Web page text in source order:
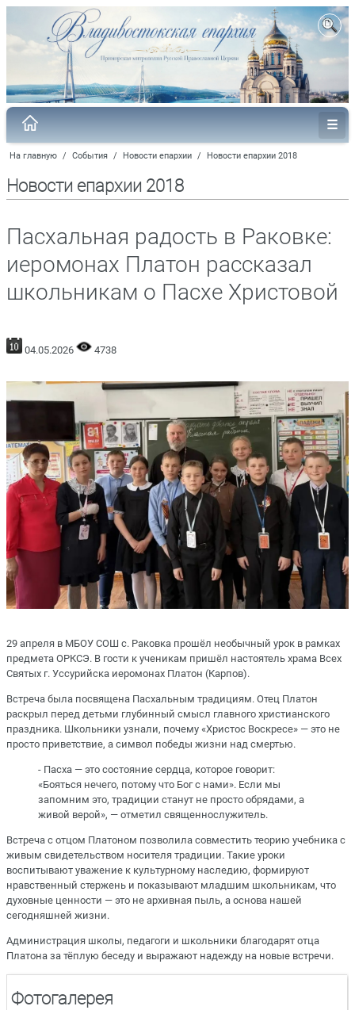
На главную / События / Новости епархии / Новости епархии 2018
Новости епархии 2018
Пасхальная радость в Раковке:
иеромонах Платон рассказал
школьникам о Пасхе Христовой
04.05.2026 4738
29 апреля в МБОУ СОШ с. Раковка прошёл необычный урок в рамках
предмета ОРКСЭ. В гости к ученикам пришёл настоятель храма Всех
Святых г. Уссурийска иеромонах Платон (Карпов).
Встреча была посвящена Пасхальным традициям. Отец Платон
раскрыл перед детьми глубинный смысл главного христианского
праздника. Школьники узнали, почему «Христос Воскресе» — это не
просто приветствие, а символ победы жизни над смертью.
- Пасха — это состояние сердца, которое говорит:
«Бояться нечего, потому что Бог с нами». Если мы
запомним это, традиции станут не просто обрядами, а
живой верой», — отметил священнослужитель.
Встреча с отцом Платоном позволила совместить теорию учебника с
живым свидетельством носителя традиции. Такие уроки
воспитывают уважение к культурному наследию, формируют
нравственный стержень и показывают младшим школьникам, что
духовные ценности — это не архивная пыль, а основа нашей
сегодняшней жизни.
Администрация школы, педагоги и школьники благодарят отца
Платона за тёплую беседу и выражают надежду на новые встречи.
Фотогалерея